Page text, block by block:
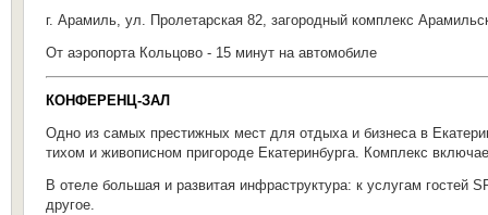
г. Арамиль, ул. Пролетарская 82, загородный комплекс
От аэропорта Кольцово - 15 минут на автомобиле
КОНФЕРЕНЦ-ЗАЛ
Одно из самых престижных мест для отдыха и бизнеса в
тихом и живописном пригороде Екатеринбурга. Комплекс
В отеле большая и развитая инфраструктура: к услугам гостей
другое.